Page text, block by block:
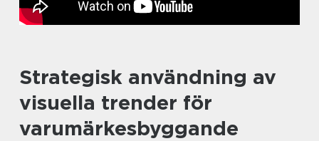
Strategisk användning av
visuella trender för
varumärkesbyggande